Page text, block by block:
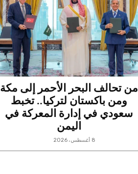
من تحالف البحر الأحمر إلى مكة
ومن باكستان لتركيا.. تخبط
سعودي في إدارة المعركة في
اليمن
8 أغسطس، 2026